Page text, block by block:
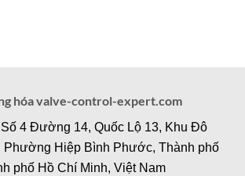
hóa valve-control-expert.com
Số 4 Đường 14, Quốc Lộ 13, Khu Đô
Phường Hiệp Bình Phước, Thành phố
phố Hồ Chí Minh, Việt Nam